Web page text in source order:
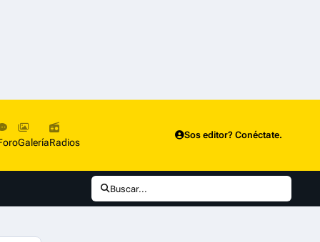
GaleríaRadios
Sos editor? Conéctate.
Buscar...